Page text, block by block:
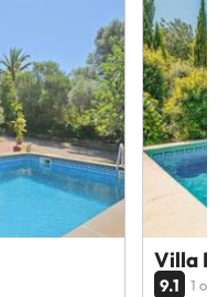
Villa
9.1 1